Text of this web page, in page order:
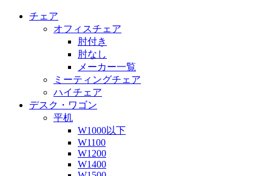
チェア
オフィスチェア
肘付き
肘なし
メーカー一覧
ミーティングチェア
ハイチェア
デスク・ワゴン
平机
W1000以下
W1100
W1200
W1400